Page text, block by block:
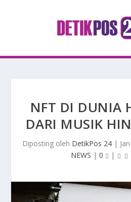
NFT DI DUNIA
DARI MUSIK
Diposting oleh DetikPos 24 |
NEWS | 0 |